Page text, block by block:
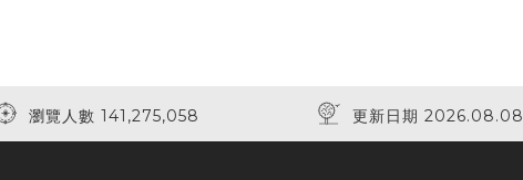
瀏覽人數 141,275,058 更新日期 2026.08.08